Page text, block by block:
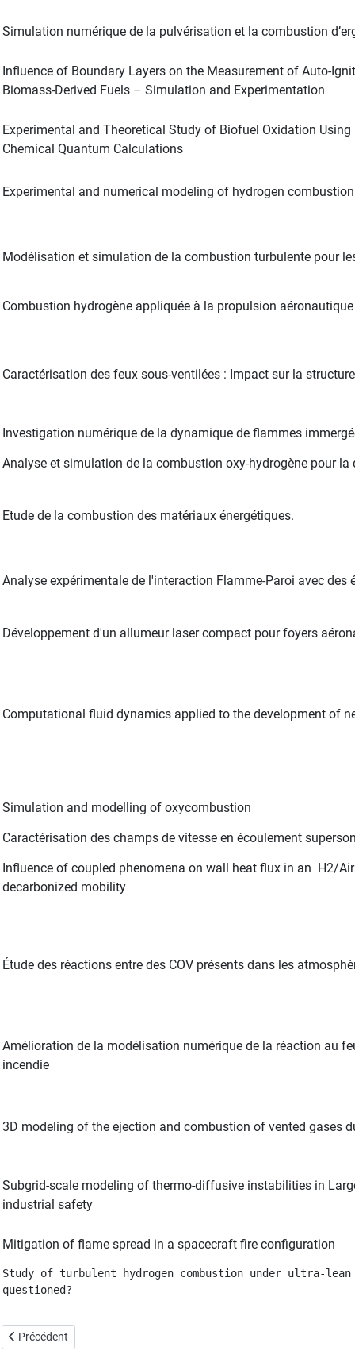
Simulation numérique de la pulvérisation et la combustion
Influence of Boundary Layers on the Measurement of Auto-
Biomass-Derived Fuels – Simulation and Experimentation
Experimental and Theoretical Study of Biofuel Oxidation
Chemical Quantum Calculations
Experimental and numerical modeling of hydrogen
Modélisation et simulation de la combustion turbulente pour
Combustion hydrogène appliquée à la propulsion
Caractérisation des feux sous-ventilées : Impact sur la
Investigation numérique de la dynamique de flammes
Analyse et simulation de la combustion oxy-hydrogène pour
Etude de la combustion des matériaux énergétiques.
Analyse expérimentale de l'interaction Flamme-Paroi avec
Développement d'un allumeur laser compact pour foyers
Computational fluid dynamics applied to the development of
Simulation and modelling of oxycombustion
Caractérisation des champs de vitesse en écoulement
Influence of coupled phenomena on wall heat flux in an H2/
decarbonized mobility
Étude des réactions entre des COV présents dans les
Amélioration de la modélisation numérique de la réaction au
incendie
3D modeling of the ejection and combustion of vented gases
Subgrid-scale modeling of thermo-diffusive instabilities in
industrial safety
Mitigation of flame spread in a spacecraft fire configuration
Study of turbulent hydrogen combustion under ultra-
questioned?
Article précédent : Emploi
Précédent